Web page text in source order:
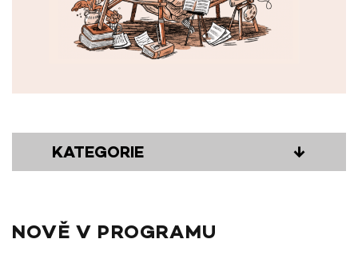
KATEGORIE ↓
NOVĚ V PROGRAMU